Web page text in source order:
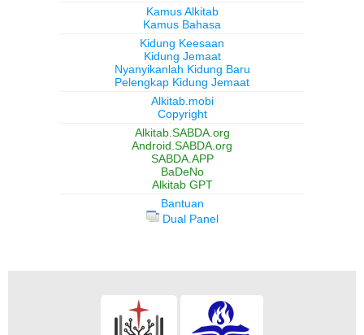
Kamus Alkitab
Kamus Bahasa
Kidung Keesaan
Kidung Jemaat
Nyanyikanlah Kidung Baru
Pelengkap Kidung Jemaat
Alkitab.mobi
Copyright
Alkitab.SABDA.org
Android.SABDA.org
SABDA.APP
BaDeNo
Alkitab GPT
Bantuan
Dual Panel